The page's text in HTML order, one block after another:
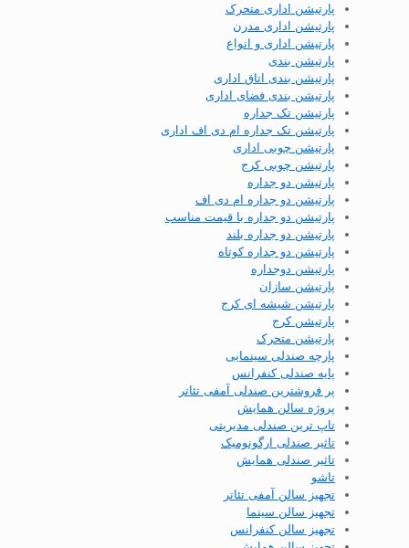
پارتیشن اداری متحرک
پارتیشن اداری مدرن
پارتیشن اداری و انواع
پارتیشن بندی
پارتیشن بندی اتاق اداری
پارتیشن بندی فضای اداری
پارتیشن تک جداره
پارتیشن تک جداره ام دی اف اداری
پارتیشن چوبی اداری
پارتیشن چوبی کرج
پارتیشن دو جداره
پارتیشن دو جداره ام دی اف
پارتیشن دو جداره با قیمت مناسب
پارتیشن دو جداره بلند
پارتیشن دو جداره کوتاه
پارتیشن دوجداره
پارتیشن سازان
پارتیشن شیشه ای کرج
پارتیشن کرج
پارتیشن متحرک
پارچه صندلی سینمایی
پایه صندلی کنفرانس
پر فروشترین صندلی آمفی تئاتر
پروژه سالن همایش
تاپ ترین صندلی مدیریتی
تاثیر صندلی ارگونومیک
تاثیر صندلی همایش
تاشو
تجهیز سالن آمفی تئاتر
تجهیز سالن سینما
تجهیز سالن کنفرانس